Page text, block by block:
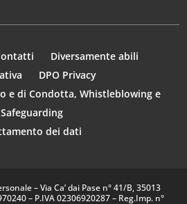
Diversamente abili
DPO Privacy
e di Condotta, Whistleblowing e
Safeguarding
dei dati
– Via Ca’ dai Pase n° 41/B, 35013
– P.IVA 02306920287 – Reg.Imp. n°